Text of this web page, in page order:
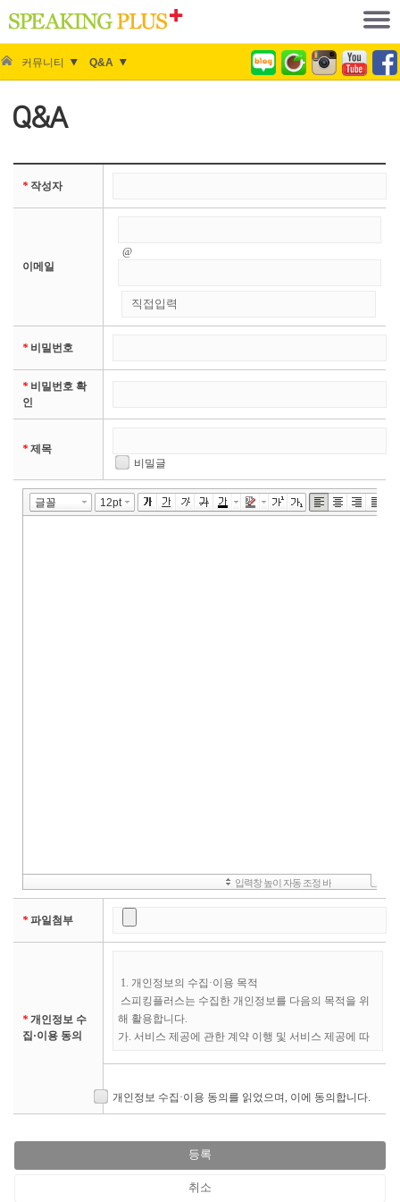
커뮤니티 Q&A
Q&A
* 작성자
이메일
@
* 비밀번호
* 비밀번호 확
인
* 제목
비밀글
* 파일첨부
* 개인정보 수
집·이용 동의
개인정보 수집·이용 동의를 읽었으며, 이에 동의합니다.
등록
취소